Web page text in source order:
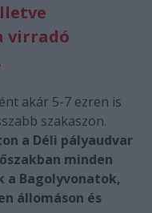
virradó
akár 5-7 ezren is
szakaszon.
a Déli pályaudvar
minden
a Bagolyvonatok,
állomáson és